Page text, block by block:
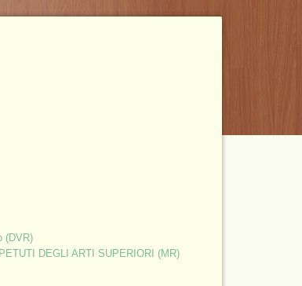
(DVR)
DEGLI ARTI SUPERIORI (MR)
di formazione e aggiornamento